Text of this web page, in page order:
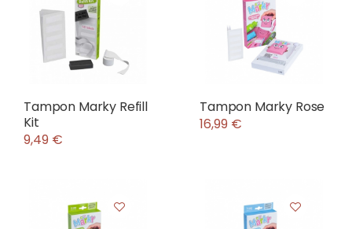
Tampon Marky Refill
Kit
9,49 €
Tampon Marky Rose
16,99 €